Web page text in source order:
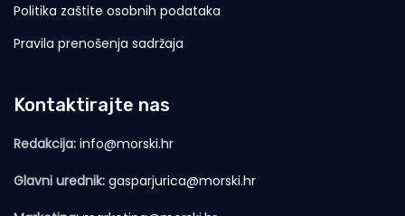
Politika zaštite osobnih podataka
Pravila prenošenja sadržaja
Kontaktirajte nas
Redakcija: info@morski.hr
Glavni urednik: gasparjurica@morski.hr